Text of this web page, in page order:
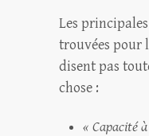
Les
trouvées pour
disent pas
chose :
« Capacité